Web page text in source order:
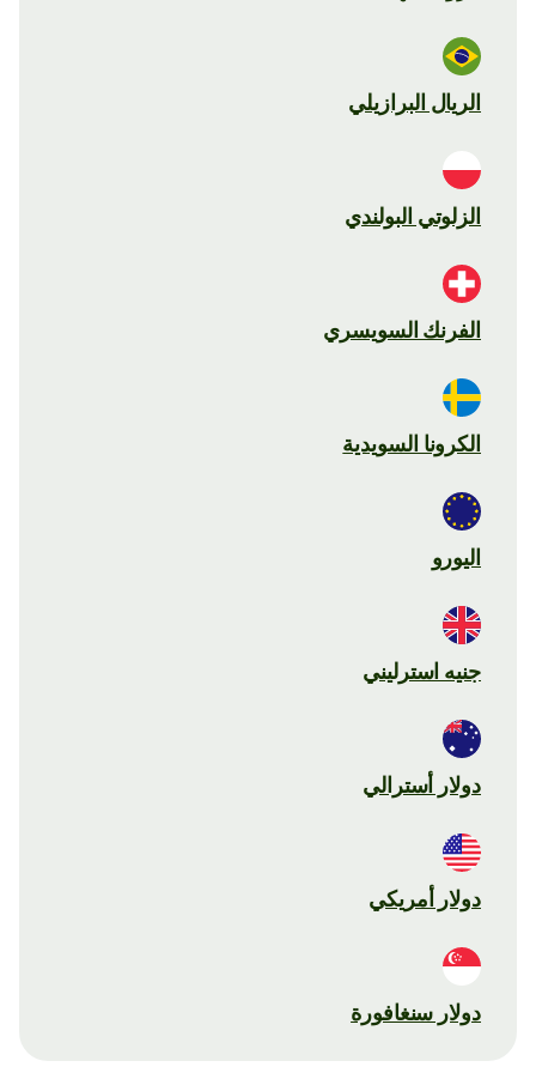
الريال البرازيلي
الزلوتي البولندي
الفرنك السويسري
الكرونا السويدية
اليورو
جنيه استرليني
دولار أسترالي
دولار أمريكي
دولار سنغافورة